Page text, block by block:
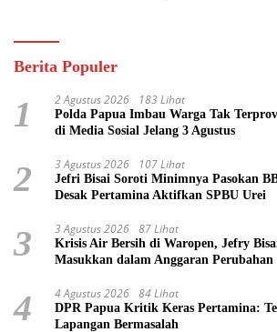
Berita Populer
1 2 Agustus 2026 183 Lihat
Polda Papua Imbau Warga Tak
di Media Sosial Jelang 3 Agustus
2 3 Agustus 2026 107 Lihat
Jefri Bisai Soroti Minimnya Pasokan
Desak Pertamina Aktifkan SPBU Urei
3 3 Agustus 2026 87 Lihat
Krisis Air Bersih di Waropen, Jefry
Masukkan dalam Anggaran Perubahan
4 4 Agustus 2026 84 Lihat
DPR Papua Kritik Keras Pertamina:
Lapangan Bermasalah